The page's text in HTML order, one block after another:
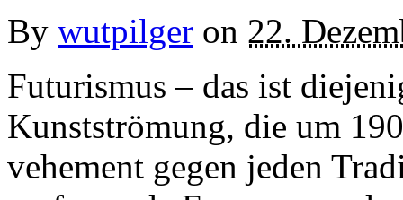
By wutpilger on 22.
Futurismus – das ist
Kunstströmung, die um
vehement gegen jeden